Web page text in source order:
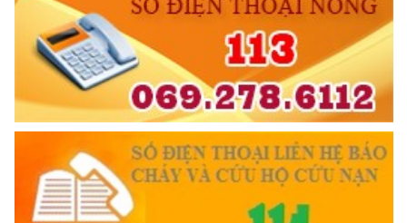
Đối với công việc, phải
TẬN TỤY
Đối với địch, phải
CƯƠNG QUYẾT, KHÔN KHÉO
Trích thư Chủ tịch Hồ Chí Minh
gửi Công an Khu XII,
ngày 11 tháng 3 năm 1948.